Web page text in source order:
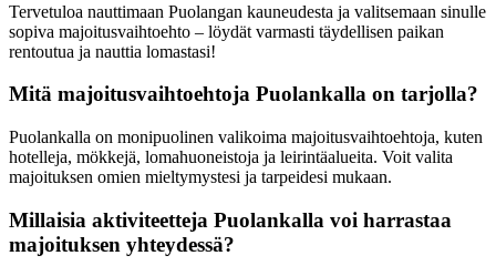
Tervetuloa nauttimaan Puolangan kauneudesta ja valitsemaan sinulle
sopiva majoitusvaihtoehto – löydät varmasti täydellisen paikan
rentoutua ja nauttia lomastasi!
Mitä majoitusvaihtoehtoja Puolankalla on tarjolla?
Puolankalla on monipuolinen valikoima majoitusvaihtoehtoja, kuten
hotelleja, mökkejä, lomahuoneistoja ja leirintäalueita. Voit valita
majoituksen omien mieltymystesi ja tarpeidesi mukaan.
Millaisia aktiviteetteja Puolankalla voi harrastaa
majoituksen yhteydessä?